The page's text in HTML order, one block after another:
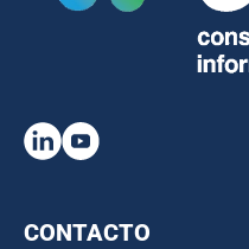
CONTACTO